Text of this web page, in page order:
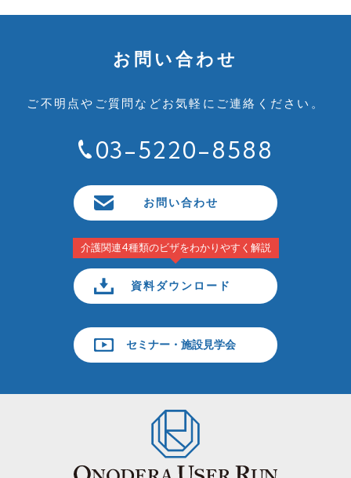
お問い合わせ
ご不明点やご質問などお気軽にご連絡ください。
03-5220-8588
お問い合わせ
介護関連4種類のビザをわかりやすく解説
資料ダウンロード
セミナー・施設見学会